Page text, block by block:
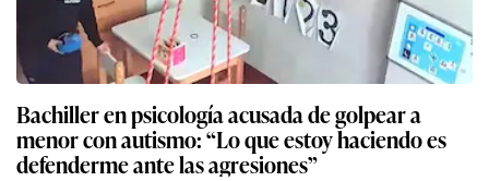
Bachiller en psicología acusada de golpear a
menor con autismo: “Lo que estoy haciendo es
defenderme ante las agresiones”